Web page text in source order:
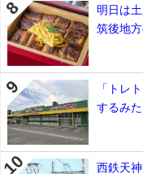
明日は
筑後地
「トレ
するみ
西鉄天